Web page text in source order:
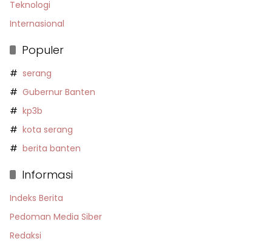
Teknologi
Internasional
Populer
serang
Gubernur Banten
kp3b
kota serang
berita banten
Informasi
Indeks Berita
Pedoman Media Siber
Redaksi